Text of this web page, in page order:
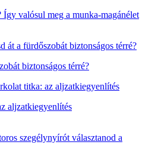
Így valósul meg a munka-magánélet
biztonságos térré?
aljzatkiegyenlítés